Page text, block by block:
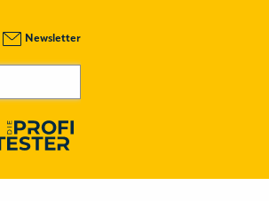
Newsletter